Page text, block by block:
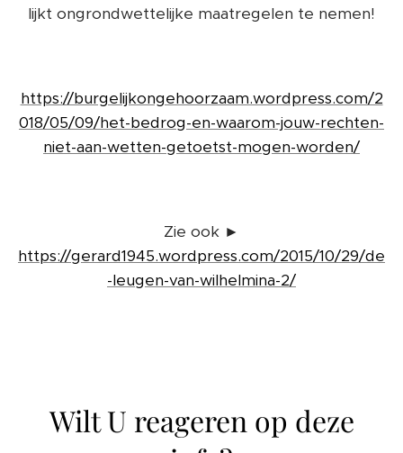
lijkt ongrondwettelijke maatregelen te nemen!
https://burgelijkongehoorzaam.wordpress.com/2
018/05/09/het-bedrog-en-waarom-jouw-rechten-
niet-aan-wetten-getoetst-mogen-worden/
Zie ook ►
https://gerard1945.wordpress.com/2015/10/29/de
-leugen-van-wilhelmina-2/
Wilt U reageren op deze